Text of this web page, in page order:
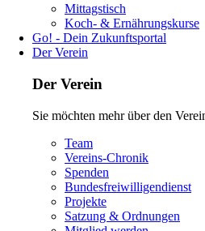
Navigation
überspringen
Mittagstisch
Koch- & Ernährungskurse
Go! - Dein Zukunftsportal
Der Verein
Der Verein
Sie möchten mehr über den
Navigation
überspringen
Team
Vereins-Chronik
Spenden
Bundesfreiwilligendienst
Projekte
Satzung & Ordnungen